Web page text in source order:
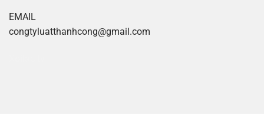
EMAIL
congtyluatthanhcong@gmail.com